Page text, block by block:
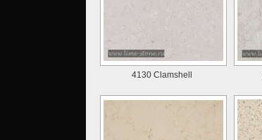
4130 Clamshell